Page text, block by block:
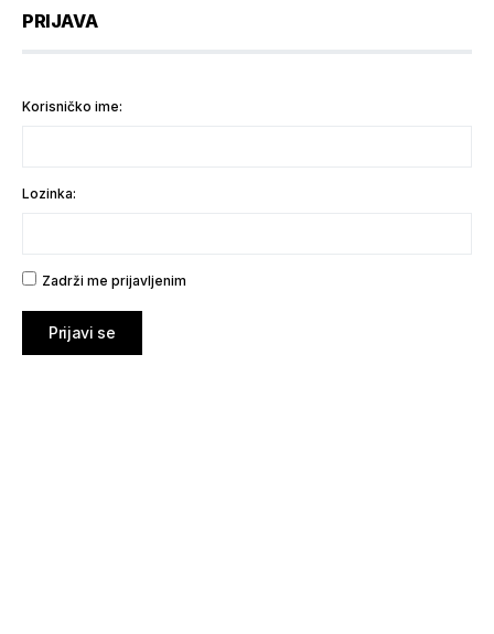
PRIJAVA
Korisničko ime:
Lozinka:
Zadrži me prijavljenim
Prijavi se